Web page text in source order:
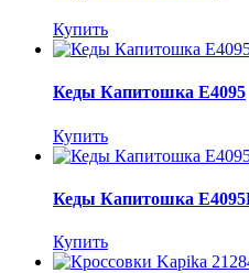
Купить
Кеды Капитошка E4095
Купить
Кеды Капитошка
Купить